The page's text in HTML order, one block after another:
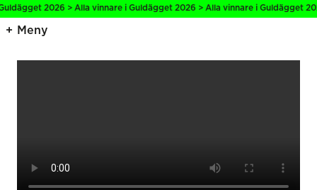
2026 > Alla vinnare i Guldägget 2026 > Alla vinnare i Guldägget
Meny